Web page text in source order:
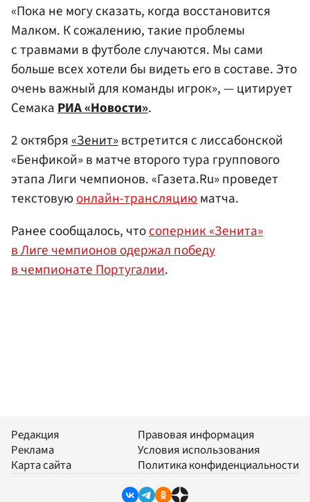
«Пока не могу сказать, когда восстановится
Малком. К сожалению, такие проблемы
с травмами в футболе случаются. Мы сами
больше всех хотели бы видеть его в составе. Это
очень важный для команды игрок», — цитирует
Семака РИА «Новости».
2 октября«Зенит»встретится с лиссабонской
«Бенфикой» в матче второго тура группового
этапа Лиги чемпионов. «Газета.Ru» проведет
текстовуюонлайн-трансляциюматча.
Ранее сообщалось, чтосоперник «Зенита»
в Лиге чемпионов одержал победу
в чемпионате Португалии.
Редакция
Реклама
Карта сайта
Правовая информация
Условия использования
Политика конфиденциальности